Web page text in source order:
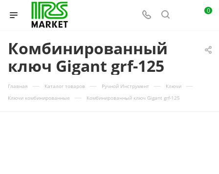
0
Комбинированный
ключ Gigant grf-125
Главная — Каталог товаров — Ручной Инструмент — Ключи —
Ключи комбинированные — Комбинированный ключ Gigant grf-125